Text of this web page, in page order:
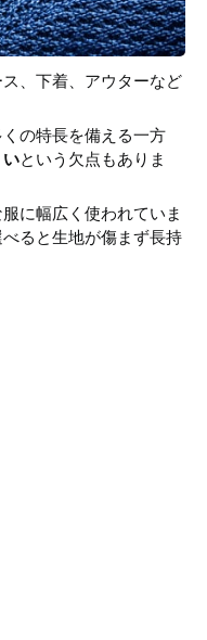
、下着、アウターなど
の特長を備える一方
いという欠点もありま
に幅広く使われていま
ると生地が傷まず長持